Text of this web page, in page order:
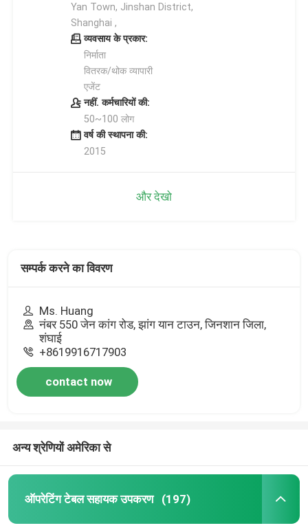
Yan Town, Jinshan District,
Shanghai ,
व्यवसाय के प्रकार:
निर्माता
वितरक/थोक व्यापारी
एजेंट
नहीं. कर्मचारियों की:
50~100 लोग
वर्ष की स्थापना की:
2015
और देखो
सम्पर्क करने का विवरण
Ms. Huang
नंबर 550 जेन कांग रोड, झांग यान टाउन, जिनशान जिला,
शंघाई
+8619916717903
contact now
अन्य श्रेणियों अमेरिका से
ऑपरेटिंग टेबल सहायक उपकरण (197)